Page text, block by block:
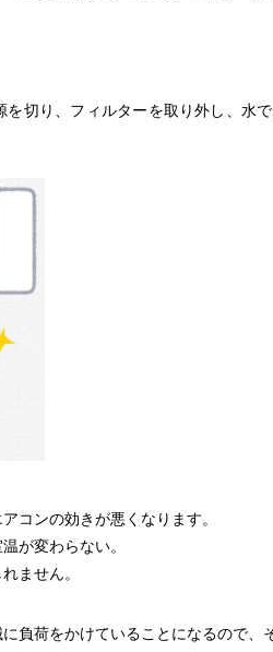
切り、フィルターを取り外し、水
コンの効きが悪くなります。
が変わらない。
ません。
負荷をかけていることになるので、